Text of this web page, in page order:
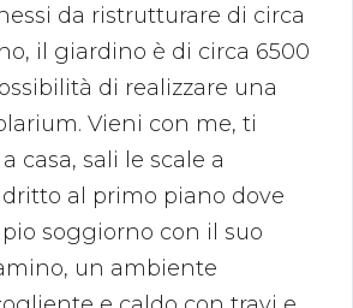
da ristrutturare di circa
il giardino è di circa 6500
di realizzare una
Vieni con me, ti
casa, sali le scale a
al primo piano dove
soggiorno con il suo
un ambiente